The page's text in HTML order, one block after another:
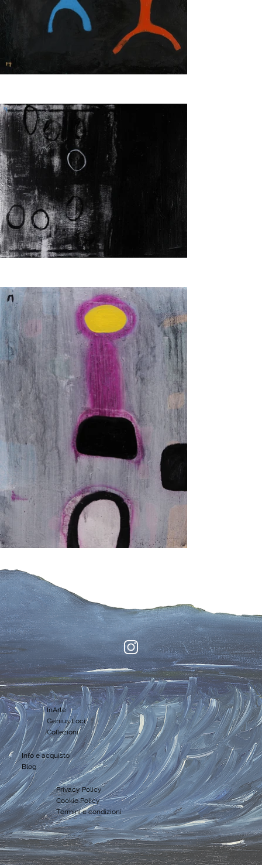
InArte
Genius Loci
Collezioni
Info e acquisto
Blog
Privacy Policy
Cookie Policy
Termini e condizioni